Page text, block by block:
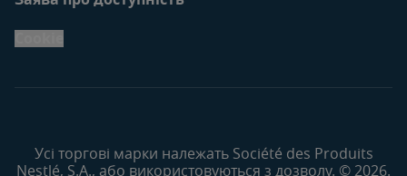
Усі торгові марки належать Société des Produits
Nestlé, S.A., або використовуються з дозволу. © 2026.